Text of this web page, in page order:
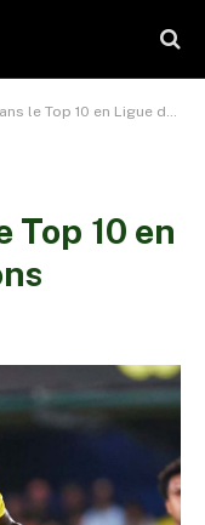
Top 10 en Ligue des Champions
Top 10 en